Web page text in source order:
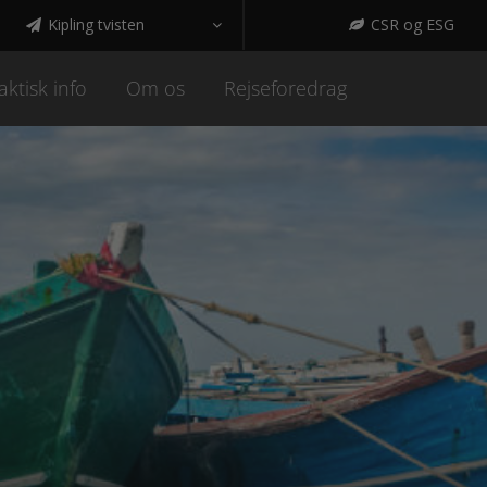
 Kipling tvisten   CSR og ESG
info Om os Rejseforedrag